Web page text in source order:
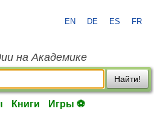
EN DE ES FR
на Академике
Найти!
Книги Игры ⚽